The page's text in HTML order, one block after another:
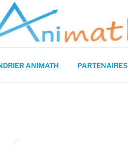
ANIMATH PARTENAIRES